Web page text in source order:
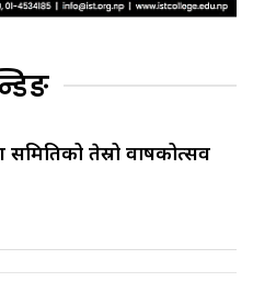
तेस्रो वार्षिकोत्सव